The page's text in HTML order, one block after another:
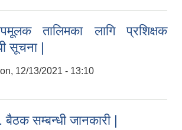
तालिमका लागि प्रशिक्षक
सूचना |
12/13/2021 - 13:10
सम्बन्धी जानकारी |